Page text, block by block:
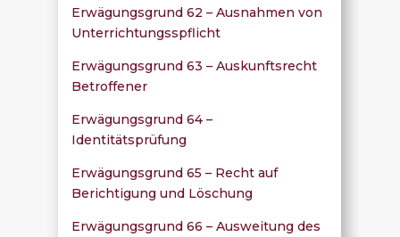
Erwägungsgrund 62 – Ausnahmen von
Unterrichtungsspflicht
Erwägungsgrund 63 – Auskunftsrecht
Betroffener
Erwägungsgrund 64 –
Identitätsprüfung
Erwägungsgrund 65 – Recht auf
Berichtigung und Löschung
Erwägungsgrund 66 – Ausweitung des